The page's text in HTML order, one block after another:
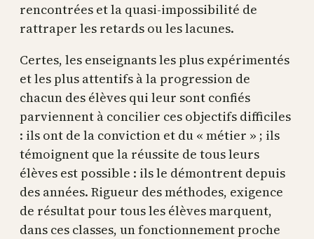
rencontrées et la quasi-impossibilité de
rattraper les retards ou les lacunes.
Certes, les enseignants les plus expérimentés
et les plus attentifs à la progression de
chacun des élèves qui leur sont confiés
parviennent à concilier ces objectifs difficiles
: ils ont de la conviction et du « métier » ; ils
témoignent que la réussite de tous leurs
élèves est possible : ils le démontrent depuis
des années. Rigueur des méthodes, exigence
de résultat pour tous les élèves marquent,
dans ces classes, un fonctionnement proche